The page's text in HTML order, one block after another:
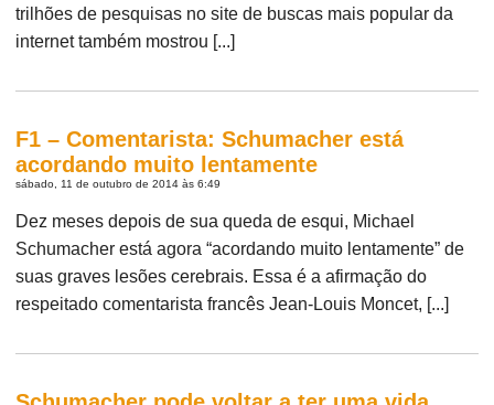
trilhões de pesquisas no site de buscas mais popular da
internet também mostrou [...]
F1 – Comentarista: Schumacher está
acordando muito lentamente
sábado, 11 de outubro de 2014 às 6:49
Dez meses depois de sua queda de esqui, Michael
Schumacher está agora “acordando muito lentamente” de
suas graves lesões cerebrais. Essa é a afirmação do
respeitado comentarista francês Jean-Louis Moncet, [...]